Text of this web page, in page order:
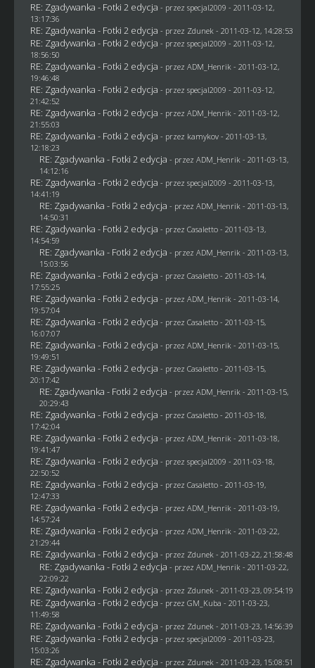
RE: Zgadywanka - Fotki 2 edycja - przez specjal2009 - 2011-03-12,
13:17:36
RE: Zgadywanka - Fotki 2 edycja - przez Zdunek- 2011-03-12, 14:28:53
RE: Zgadywanka - Fotki 2 edycja - przez specjal2009 - 2011-03-12,
18:56:50
RE: Zgadywanka - Fotki 2 edycja - przez ADM_Henrik- 2011-03-12,
19:46:48
RE: Zgadywanka - Fotki 2 edycja - przez specjal2009 - 2011-03-12,
21:42:52
RE: Zgadywanka - Fotki 2 edycja - przez ADM_Henrik- 2011-03-12,
21:55:03
RE: Zgadywanka - Fotki 2 edycja - przez kamykov- 2011-03-13,
12:18:23
RE: Zgadywanka - Fotki 2 edycja - przez ADM_Henrik- 2011-03-13,
14:12:16
RE: Zgadywanka - Fotki 2 edycja - przez specjal2009 - 2011-03-13,
14:41:19
RE: Zgadywanka - Fotki 2 edycja - przez ADM_Henrik- 2011-03-13,
14:50:31
RE: Zgadywanka - Fotki 2 edycja - przez Casaletto- 2011-03-13,
14:54:59
RE: Zgadywanka - Fotki 2 edycja - przez ADM_Henrik- 2011-03-13,
15:03:56
RE: Zgadywanka - Fotki 2 edycja - przez Casaletto- 2011-03-14,
17:55:25
RE: Zgadywanka - Fotki 2 edycja - przez ADM_Henrik- 2011-03-14,
19:57:04
RE: Zgadywanka - Fotki 2 edycja - przez Casaletto- 2011-03-15,
16:07:07
RE: Zgadywanka - Fotki 2 edycja - przez ADM_Henrik- 2011-03-15,
19:49:51
RE: Zgadywanka - Fotki 2 edycja - przez Casaletto- 2011-03-15,
20:17:42
RE: Zgadywanka - Fotki 2 edycja - przez ADM_Henrik- 2011-03-15,
20:29:43
RE: Zgadywanka - Fotki 2 edycja - przez Casaletto- 2011-03-18,
17:42:04
RE: Zgadywanka - Fotki 2 edycja - przez ADM_Henrik- 2011-03-18,
19:41:47
RE: Zgadywanka - Fotki 2 edycja - przez specjal2009 - 2011-03-18,
22:50:52
RE: Zgadywanka - Fotki 2 edycja - przez Casaletto- 2011-03-19,
12:47:33
RE: Zgadywanka - Fotki 2 edycja - przez ADM_Henrik- 2011-03-19,
14:57:24
RE: Zgadywanka - Fotki 2 edycja - przez ADM_Henrik- 2011-03-22,
21:29:44
RE: Zgadywanka - Fotki 2 edycja - przez Zdunek- 2011-03-22, 21:58:48
RE: Zgadywanka - Fotki 2 edycja - przez ADM_Henrik- 2011-03-22,
22:09:22
RE: Zgadywanka - Fotki 2 edycja - przez Zdunek- 2011-03-23, 09:54:19
RE: Zgadywanka - Fotki 2 edycja - przez GM_Kuba - 2011-03-23,
11:49:58
RE: Zgadywanka - Fotki 2 edycja - przez Zdunek- 2011-03-23, 14:56:39
RE: Zgadywanka - Fotki 2 edycja - przez specjal2009 - 2011-03-23,
15:03:26
RE: Zgadywanka - Fotki 2 edycja - przez Zdunek- 2011-03-23, 15:08:51